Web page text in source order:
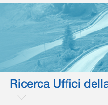
Ricerca Uffici